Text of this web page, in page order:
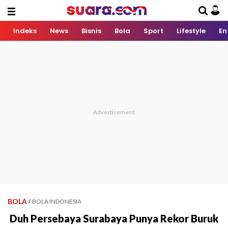
Indeks News Bisnis Bola Sport Lifestyle
BOLA / BOLA INDONESIA
Duh Persebaya Surabaya Punya Rekor Buruk